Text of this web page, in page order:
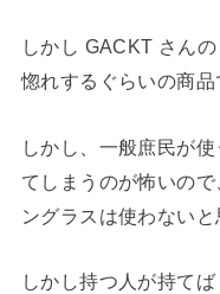
しかし GACKT さん
惚れするぐらいの商品
しかし、一般庶民が
てしまうのが怖いの
ングラスは使わないと
しかし持つ人が持てば